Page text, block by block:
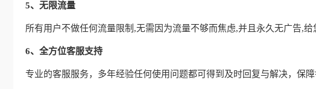
5、无限流量
所有用户不做任何流量限制,无需因为流量不够而焦虑,并且永久无广告,
6、全方位客服支持
专业的客服服务，多年经验任何使用问题都可得到及时回复与解决，保